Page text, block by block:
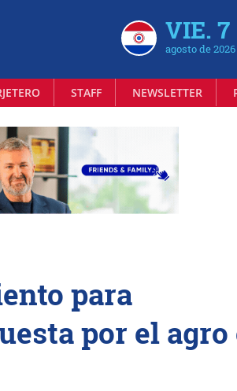
VIE. 7
agosto de 2026
STAFF NEWSLETTER
para
por el agro